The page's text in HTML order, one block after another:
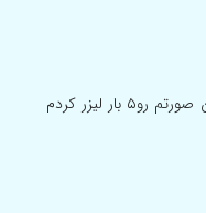
سلام ۲۴ س دارم ویک خال مودار مادرزادی اندازه پاک کن سرمداد درقسمت پایین صورتم رو۵ بار لیزر کردم